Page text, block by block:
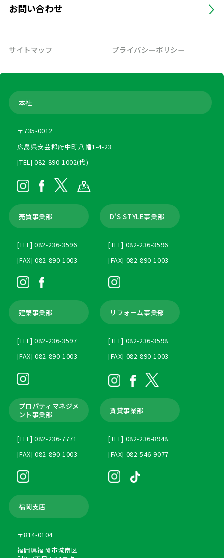
お問い合わせ
サイトマップ プライバシーポリシー
本社
〒735-0012
広島県安芸郡府中町八幡1-4-23
[TEL] 082-890-1002(代)
売買事業部
[TEL] 082-236-3596
[FAX] 082-890-1003
D'S STYLE事業部
[TEL] 082-236-3596
[FAX] 082-890-1003
建築事業部
[TEL] 082-236-3597
[FAX] 082-890-1003
リフォーム事業部
[TEL] 082-236-3598
[FAX] 082-890-1003
プロパティマネジメ
ント事業部
[TEL] 082-236-7771
[FAX] 082-890-1003
賃貸事業部
[TEL] 082-236-8948
[FAX] 082-546-9077
福岡支店
〒814-0104
福岡県福岡市城南区